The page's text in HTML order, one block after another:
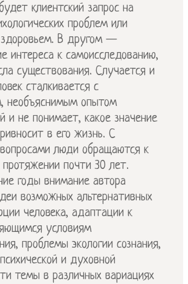
клиентский запрос на
проблем или
В другом —
интереса к самоисследованию,
существования. Случается и
сталкивается с
необъяснимым опытом
и не понимает, какое значение
в его жизнь. С
люди обращаются к
почти 30 лет.
годы внимание автора
возможных альтернативных
человека, адаптации к
условиям
проблемы экологии сознания,
и духовной
темы в различных вариациях